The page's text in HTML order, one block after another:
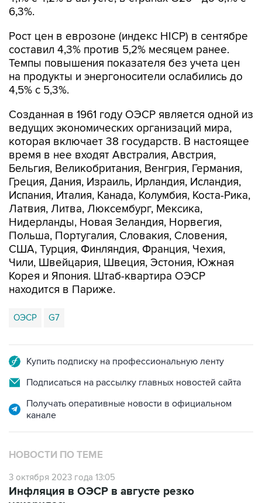
Рост цен в еврозоне (индекс HICP) в сентябре
Темпы повышения показателя без учета цен
на продукты и энергоносители ослабились до
4,5% с 5,3%.
Созданная в 1961 году ОЭСР является одной из
которая включает 38 государств. В настоящее
время в нее входят Австралия, Австрия,
Бельгия, Великобритания, Венгрия, Германия,
Греция, Дания, Израиль, Ирландия, Исландия,
Испания, Италия, Канада, Колумбия, Коста-Рика,
Латвия, Литва, Люксембург, Мексика,
Нидерланды, Новая Зеландия, Норвегия,
Польша, Португалия, Словакия, Словения,
США, Турция, Финляндия, Франция, Чехия,
Чили, Швейцария, Швеция, Эстония, Южная
Корея и Япония. Штаб-квартира ОЭСР
находится в Париже.
ОЭСР G7
Подписаться на рассылку главных новостей сайта
Получать оперативные новости в официальном
НОВОСТИ ПО ТЕМЕ
3 октября 2023 года 13:05
ускорилась